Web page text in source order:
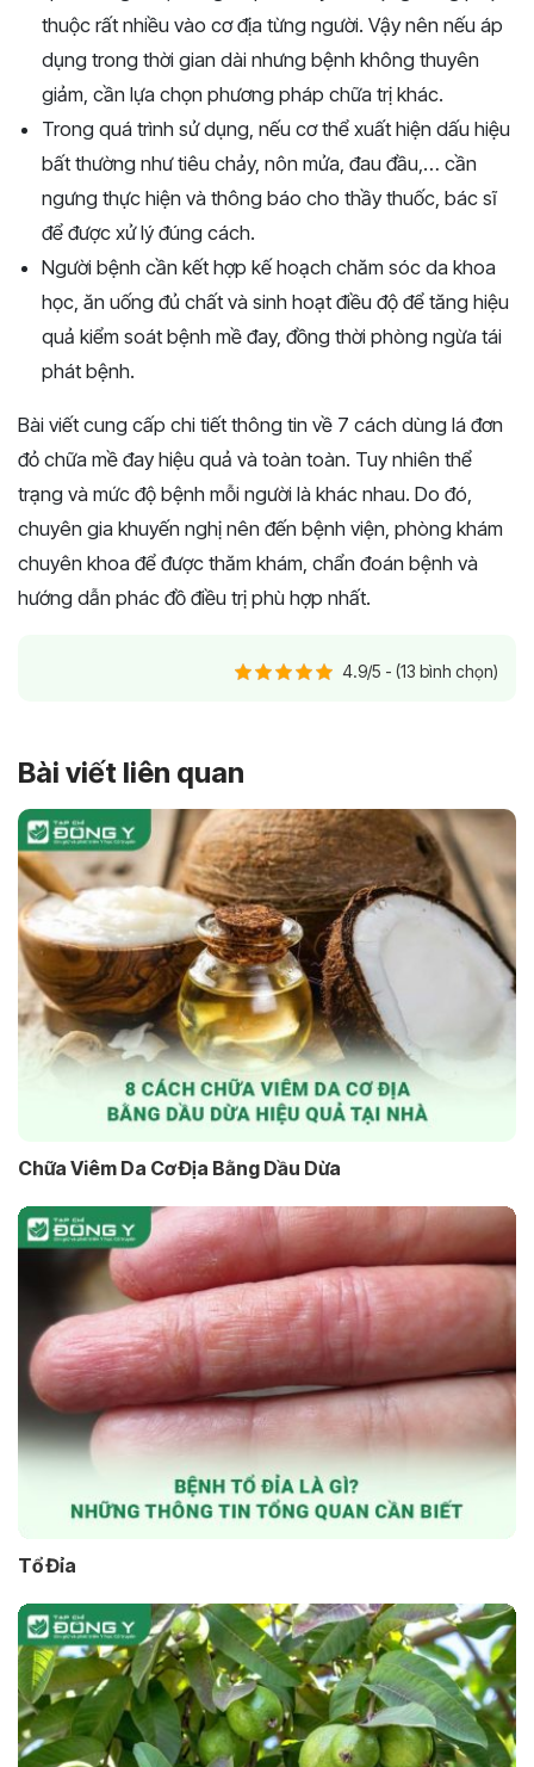
thuộc rất nhiều vào cơ địa từng người. Vậy nên nếu áp
dụng trong thời gian dài nhưng bệnh không thuyên
giảm, cần lựa chọn phương pháp chữa trị khác.
Trong quá trình sử dụng, nếu cơ thể xuất hiện dấu hiệu
bất thường như tiêu chảy, nôn mửa, đau đầu,… cần
ngưng thực hiện và thông báo cho thầy thuốc, bác sĩ
để được xử lý đúng cách.
Người bệnh cần kết hợp kế hoạch chăm sóc da khoa
học, ăn uống đủ chất và sinh hoạt điều độ để tăng hiệu
quả kiểm soát bệnh mề đay, đồng thời phòng ngừa tái
phát bệnh.
Bài viết cung cấp chi tiết thông tin về 7 cách dùng lá đơn
đỏ chữa mề đay hiệu quả và toàn toàn. Tuy nhiên thể
trạng và mức độ bệnh mỗi người là khác nhau. Do đó,
chuyên gia khuyến nghị nên đến bệnh viện, phòng khám
chuyên khoa để được thăm khám, chẩn đoán bệnh và
hướng dẫn phác đồ điều trị phù hợp nhất.
4.9/5 - (13 bình chọn)
Bài viết liên quan
Chữa Viêm Da Cơ Địa Bằng Dầu Dừa
Tổ Đỉa